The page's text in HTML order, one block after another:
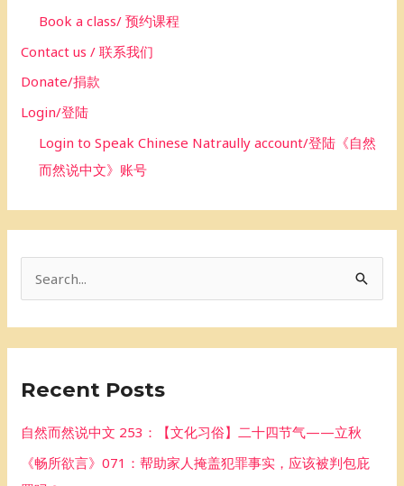
Book a class/ 预约课程
Contact us / 联系我们
Donate/捐款
Login/登陆
Login to Speak Chinese Natraully account/登陆《自然
而然说中文》账号
c
f
Recent Posts
自然而然说中文 253：【文化习俗】二十四节气——立秋
《畅所欲言》071：帮助家人掩盖犯罪事实，应该被判包庇